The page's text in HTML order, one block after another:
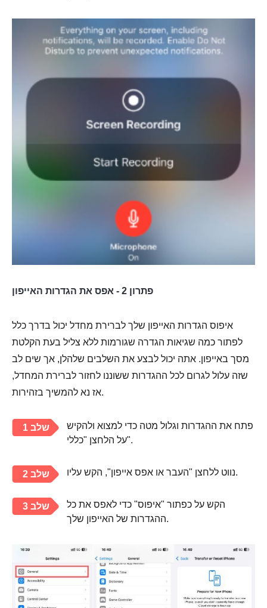
פתרון 2 - אפס את הגדרות האייפון
איפוס הגדרות האייפון שלך לברירת מחדל יכול בדרך כלל
לפתור כמה שגיאות הגדרה שגורמות ללא צליל בעת הקלטת
מסך באייפון. אתה יכול לבצע את השלבים שלהלן, אך שים לב
שזה עלול לגרום לכל ההגדרות ששוננו לחזור לברירת המחדל,
אז נא להמשיך בזהירות.
שלב 1
פתח את ההגדרות וגלול מטה כדי למצוא ולהקיש
על הלחצן "כללי".
שלב 2 נווט ללחצן "העבר או אפס אייפון", הקש עליו.
שלב 3
הקש על כפתור "איפוס" כדי לאפס את כל
ההגדרות של האייפון שלך.